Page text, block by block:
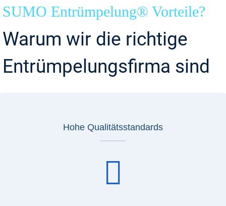
SUMO Entrümpelung® Vorteile?
Warum wir die richtige
Entrümpelungsfirma sind
Hohe Qualitätsstandards